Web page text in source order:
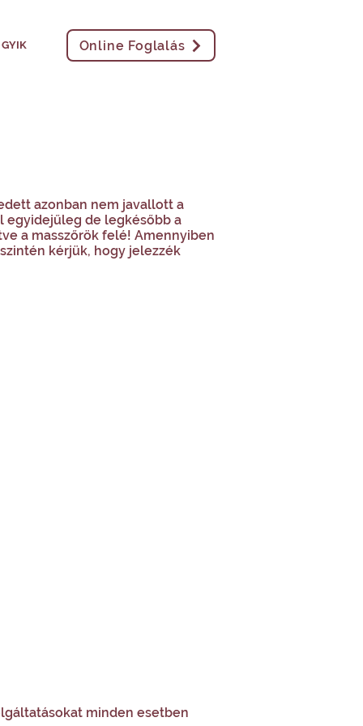
GYIK Online Foglalás
azonban nem javallott a
egyidejűleg de legkésőbb a
a masszőrök felé! Amennyiben
kérjük, hogy jelezzék
minden esetben